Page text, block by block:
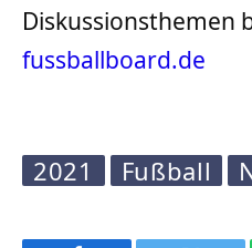
Diskussionsthemen
fussballboard.de
2021 Fußball